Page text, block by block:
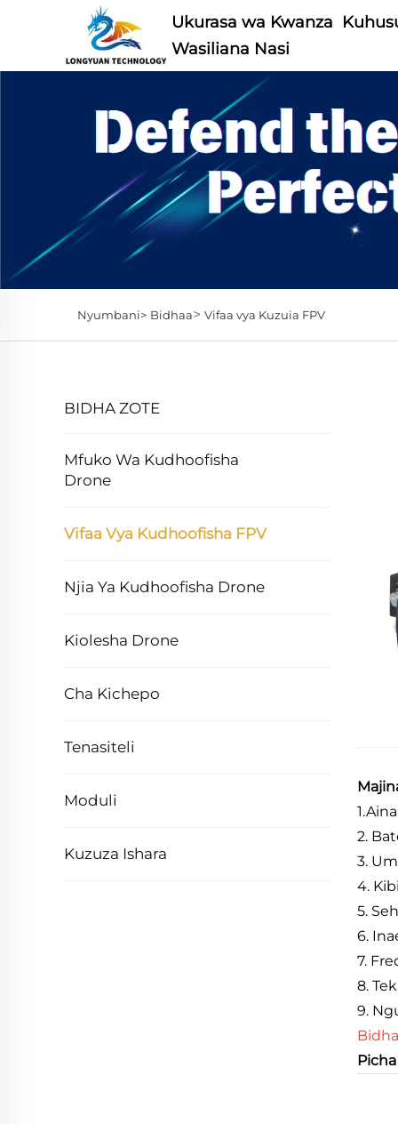
Ukurasa wa Kwanza
Wasiliana Nasi
Nyumbani> Bidhaa> Vifaa vya Kuzuia FPV
BIDHA ZOTE
Mfuko Wa Kudhoofisha
Drone
Vifaa Vya Kudhoofisha FPV
Njia Ya Kudhoofisha Drone
Kiolesha Drone
Cha Kichepo
Tenasiteli
Moduli
Kuzuza Ishara
1.
2.
3.
4.
5.
6.
7.
8.
9.
Picha